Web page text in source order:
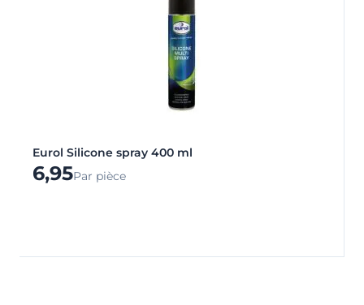
Eurol Silicone spray 400 ml
6,95Par pièce